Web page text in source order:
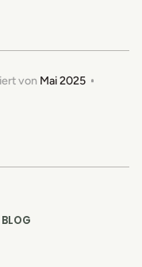
von Mai 2025